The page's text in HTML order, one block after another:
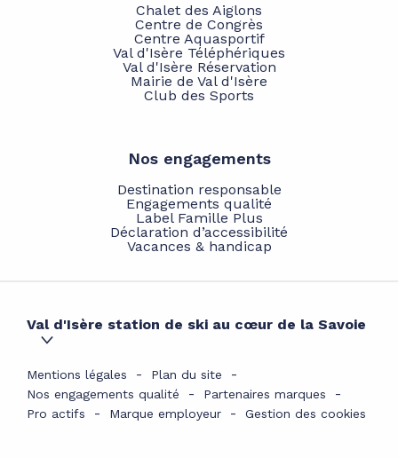
Chalet des Aiglons
Centre de Congrès
Centre Aquasportif
Val d'Isère Téléphériques
Val d'Isère Réservation
Mairie de Val d'Isère
Club des Sports
Nos engagements
Destination responsable
Engagements qualité
Label Famille Plus
Déclaration d’accessibilité
Vacances & handicap
Val d'Isère station de ski au cœur de la Savoie
Mentions légales
Plan du site
Nos engagements qualité
Partenaires marques
Pro actifs
Marque employeur Gestion des cookies